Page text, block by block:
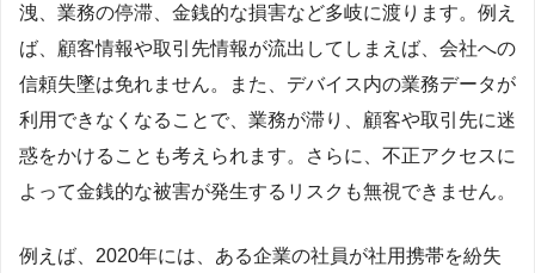
洩、業務の停滞、金銭的な損害など多岐に渡ります。例え
ば、顧客情報や取引先情報が流出してしまえば、会社への
信頼失墜は免れません。また、デバイス内の業務データが
利用できなくなることで、業務が滞り、顧客や取引先に迷
惑をかけることも考えられます。さらに、不正アクセスに
よって金銭的な被害が発生するリスクも無視できません。
例えば、2020年には、ある企業の社員が社用携帯を紛失